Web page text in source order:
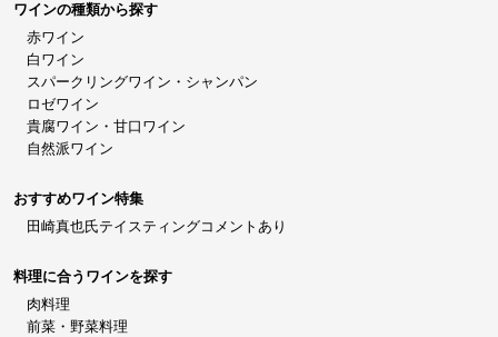
ワインの種類から探す
赤ワイン
白ワイン
スパークリングワイン・シャンパン
ロゼワイン
貴腐ワイン・甘口ワイン
自然派ワイン
おすすめワイン特集
田崎真也氏テイスティングコメントあり
料理に合うワインを探す
肉料理
前菜・野菜料理